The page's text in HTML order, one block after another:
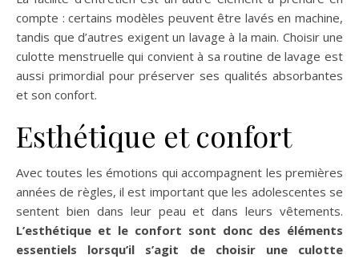
compte : certains modèles peuvent être lavés en machine,
tandis que d’autres exigent un lavage à la main. Choisir une
culotte menstruelle qui convient à sa routine de lavage est
aussi primordial pour préserver ses qualités absorbantes
et son confort.
Esthétique et confort
Avec toutes les émotions qui accompagnent les premières
années de règles, il est important que les adolescentes se
sentent bien dans leur peau et dans leurs vêtements.
L’esthétique et le confort sont donc des éléments
essentiels lorsqu’il s’agit de choisir une culotte